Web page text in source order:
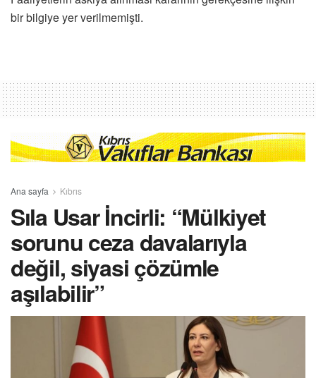
bir bilgiye yer verilmemişti.
Ana sayfa Kıbrıs
Sıla Usar İncirli: “Mülkiyet
sorunu ceza davalarıyla
değil, siyasi çözümle
aşılabilir”